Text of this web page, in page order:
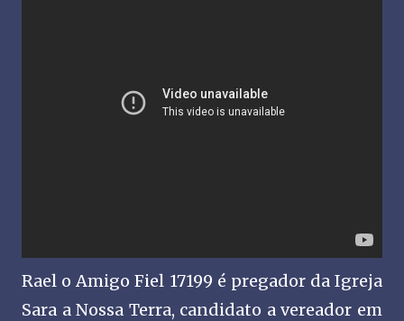
Rael o Amigo Fiel 17199 é pregador da Igreja
Sara a Nossa Terra, candidato a vereador em